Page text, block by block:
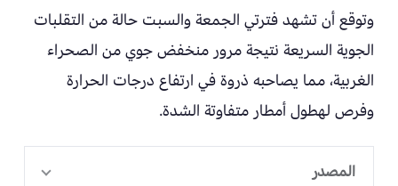
وتوقع أن تشهد فترتي الجمعة والسبت حالة من التقلبات
الجوية السريعة نتيجة مرور منخفض جوي من الصحراء
الغربية، مما يصاحبه ذروة في ارتفاع درجات الحرارة
وفرص لهطول أمطار متفاوتة الشدة.
المصدر